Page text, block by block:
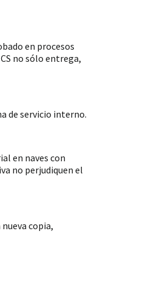
en procesos
no sólo entrega,
de servicio interno.
en naves con
no perjudiquen el
copia,